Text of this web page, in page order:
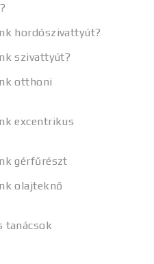
hordószivattyút?
szivattyút?
otthoni
excentrikus
gérfűrészt
olajteknő
tanácsok